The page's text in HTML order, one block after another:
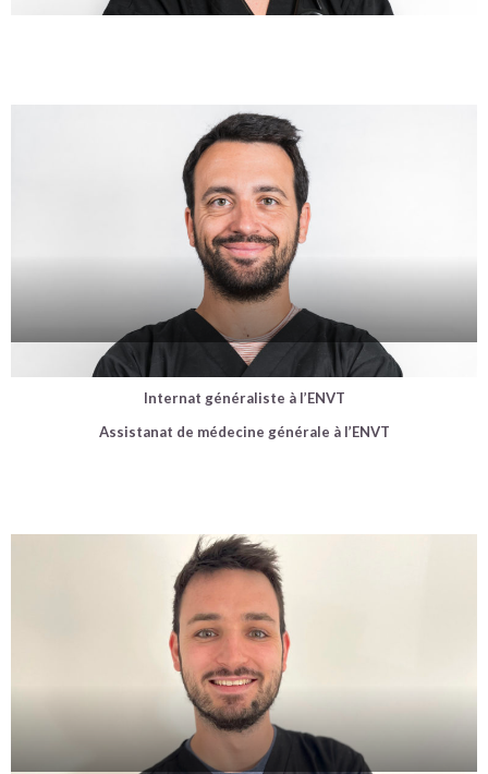
Dr Corentin Clergue
Internat généraliste à l’ENVT
Assistanat de médecine générale à l’ENVT